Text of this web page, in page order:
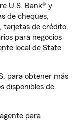
U.S. Bank® y
de cheques,
tarjetas de crédito,
para negocios
local de State
para obtener más
disponibles de
para